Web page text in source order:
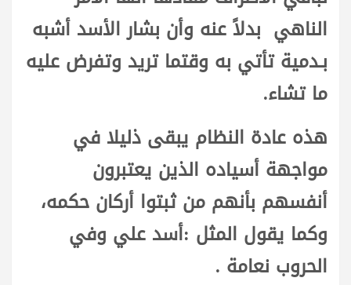
الناهي بدلاً عنه وأن بشار الأسد أشبه
بـدمية تأتي به وقتما تريد وتفرض عليه
ما تشاء.
هذه عادة النظام يبقى ذليلا في
مواجهة أسياده الذين يعتبرون
أنفسهم بأنهم من ثبتوا أركان حكمه،
وكما يقول المثل :أسد علي وفي
الحروب نعامة .